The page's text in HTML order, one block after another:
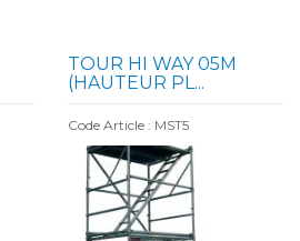
TOUR HI WAY 05M
(HAUTEUR PL...
Code Article : MST5